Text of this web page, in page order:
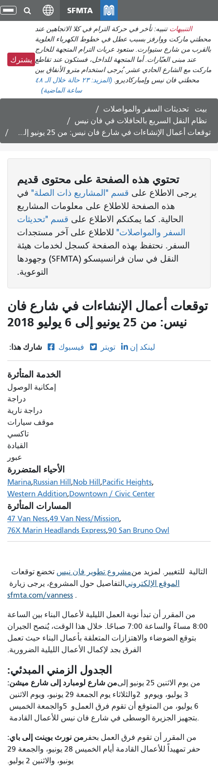
انتقل
إلى
المحتوى
الرئيسي
SFMTA
التنبيهات تنبيه: تأخر في حركة الترام في كلا الاتجاهين عند
محطتي ماركت ووارفز بسبب عطل في خطوط الكهرباء العلوية
بالقرب من شارع ستيوارت. ستعود عربات الترام المتجهة للخارج
عند مبنى العبّارات. أما المتجهة للداخل، فستكون عند تقاطع
ماركت مع الشارع الحادي عشر. يُرجى استخدام مترو الأنفاق بين
محطتي فان نيس وإمباركاديرو. (المزيد:٢٣ حالة
خلال الـ ٤٨
ساعة الماضية)
يشترك
بيت
تحديثات السفر والمواصلات
نظام النقل السريع بالحافلات في فان نيس
توقعات أعمال الإنشاءات في شارع فان نيس: من 25 يونيو إلى 6 يوليو 2018
تحتوي هذه الصفحة على محتوى قديم
يرجى الاطلاع على قسم "المشاريع ذات الصلة" في
هذه الصفحة للاطلاع على معلومات المشاريع
الحالية. كما يمكنكم الاطلاع على قسم "تحديثات
السفر والمواصلات" للاطلاع على آخر مستجدات
السفر. نحتفظ بهذه الصفحة كسجل لخدمات هيئة
النقل في سان فرانسيسكو (SFMTA) وجهودها
التوعوية.
توقعات أعمال الإنشاءات في شارع فان
نيس: من 25 يونيو إلى 6 يوليو 2018
شارك هذا: فيسبوك تويتر لينكد إن
الخدمة المتأثرة
إمكانية الوصول
دراجة
دراجة نارية
موقف سيارات
تاكسي
القيادة
عبور
الأحياء المتضررة
Marina Russian Hill Nob Hill
Pacific Heights
Western Addition Downtown / Civic Center
المسارات المتأثرة
47 Van Ness 49 Van Ness/Mission
76X Marin Headlands Express 90 San Bruno Owl
تخضع توقعات مشروع تطوير فان نيسالتالية للتغيير. لمزيد من
التفاصيل حول المشروع، يرجى زيارة الموقع الإلكتروني
sfmta.com/vanness .
من المقرر أن تبدأ نوبة العمل الليلية لأعمال البناء بين الساعة
8:00 مساءً والساعة 7:00 صباحًا. خلال هذا الوقت، يُنصح الجيران
بتوقع الضوضاء والاهتزازات المتعلقة بأعمال البناء حيث تعمل
الفرق بجد لإكمال الأعمال الليلية الضرورية.
الجدول الزمني المبدئي:
من شارع لومبارد إلى شارع ميشن:من يوم الاثنين 25 يونيو إلى
يوم الجمعة 29 يونيو، ويوم الاثنين والثلاثاء2 و3 يوليو، ويوم
الخميس والجمعة5 و6 يوليو، من المتوقع أن تقوم فرق العمل
بتجهيز الجزيرة الوسطى في شارع فان نيس للأعمال القادمة.
من نورث بوينت إلى باي: من المقرر أن تقوم فرق العمل بحفر
حفر تمهيداً للأعمال القادمة أيام الخميس 28 يونيو، والجمعة 29
يونيو، والاثنين 2 يوليو.